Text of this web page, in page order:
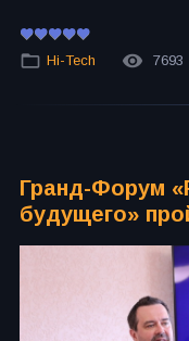
Hi-Tech 7693
Гранд-Форум
будущего»